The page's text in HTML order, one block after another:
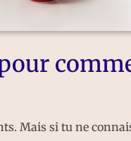
Mais si tu ne